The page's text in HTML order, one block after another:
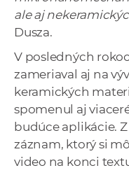
ale aj
Dusza.
V posledných
zameriaval aj na
keramických
spomenul aj
budúce aplikácie.
záznam, ktorý si
video na konci